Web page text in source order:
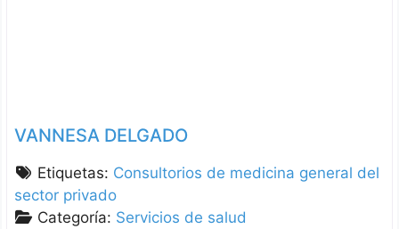
VANNESA DELGADO
Etiquetas: Consultorios de medicina general del
sector privado
Categoría: Servicios de salud